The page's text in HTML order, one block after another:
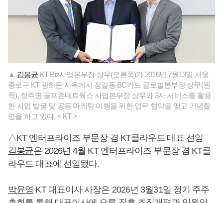
▲ 김봉균 KT Biz사업본부장 상무(오른쪽)가 2016년 7월13일 서울
종로구 KT 광화문 사옥에서 장길동 BC카드 글로벌본부장 상무(왼
쪽), 정주명 골프존네트웍스 사업본부장 상무와 3사 서비스를 활용
한 사업 발굴 및 공동 마케팅 이행을 위한 업무 협약을 맺고 기념촬
영을 하고 있다. < KT >
△KT 엔터프라이즈 부문장 겸 KT클라우드 대표 선임
김봉균은 2026년 4월 KT 엔터프라이즈 부문장 겸 KT클
라우드 대표에 선임됐다.
박윤영 KT 대표이사 사장은 2026년 3월31일 정기 주주